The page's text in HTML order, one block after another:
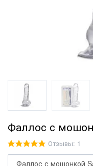
Фаллос с
Отзывы: 1